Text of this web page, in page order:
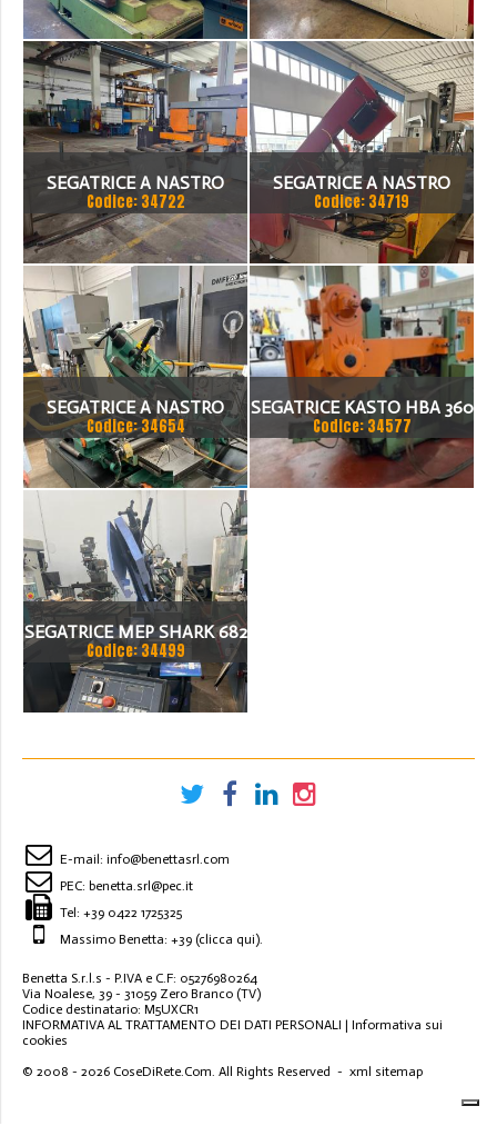
SEGATRICE A NASTRO
AUTOMATICA FIS 500
Codice: 34722
SEGATRICE A NASTRO
BIANCO/BTM 50.33 CNC
Codice: 34719
SEGATRICE A NASTRO
BROWN 270/S
Codice: 34654
SEGATRICE KASTO HBA 360
AU NUMERO DI SERIE 108
Codice: 34577
SEGATRICE MEP SHARK 682
Codice: 34499
E-mail: info@benettasrl.com
PEC: benetta.srl@pec.it
Tel: +39 0422 1725325
Massimo Benetta: +39 (clicca qui).
Benetta S.r.l.s - P.IVA e C.F: 05276980264
Via Noalese, 39 - 31059 Zero Branco (TV)
Codice destinatario: M5UXCR1
INFORMATIVA AL TRATTAMENTO DEI DATI PERSONALI | Informativa sui
cookies
© 2008 - 2026 CoseDiRete.Com. All Rights Reserved - xml sitemap